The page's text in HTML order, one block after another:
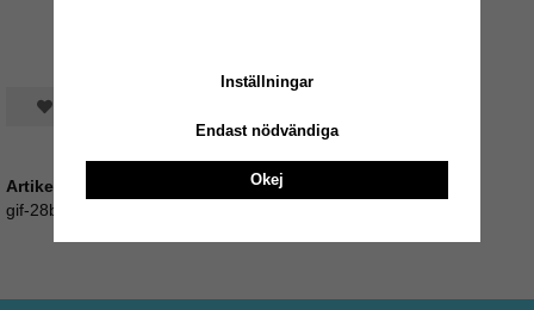
Spara som favorit
Artikelnummer:
gif-28b
Inställningar
Endast nödvändiga
Okej